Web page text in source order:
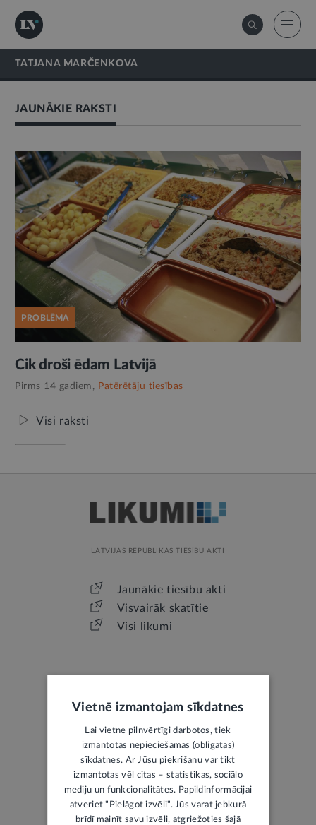
TATJANA MARČENKOVA
JAUNĀKIE RAKSTI
PROBLĒMA
Cik droši ēdam Latvijā
Pirms 14 gadiem, Patērētāju tiesības
Visi raksti
LATVIJAS REPUBLIKAS TIESĪBU AKTI
Jaunākie tiesību akti
Visvairāk skatītie
Visi likumi
LATVIJAS REPUBLIKAS OFICIĀLAIS IZDEVUMS
Jaunākais laidiens
Izsoles
Mantojumu ziņas
Vietnē izmantojam sīkdatnes
Lai vietne pilnvērtīgi darbotos, tiek
izmantotas nepieciešamās (obligātās)
sīkdatnes. Ar Jūsu piekrišanu var tikt
izmantotas vēl citas – statistikas, sociālo
mediju un funkcionalitātes. Papildinformācijai
atveriet "Pielāgot izvēli". Jūs varat jebkurā
brīdī mainīt savu izvēli, atgriežoties šajā